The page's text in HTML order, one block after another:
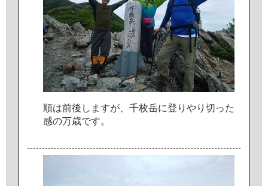
順は前後 し ま すが 千枚岳に登 り やり 切 った
感の万歳です。